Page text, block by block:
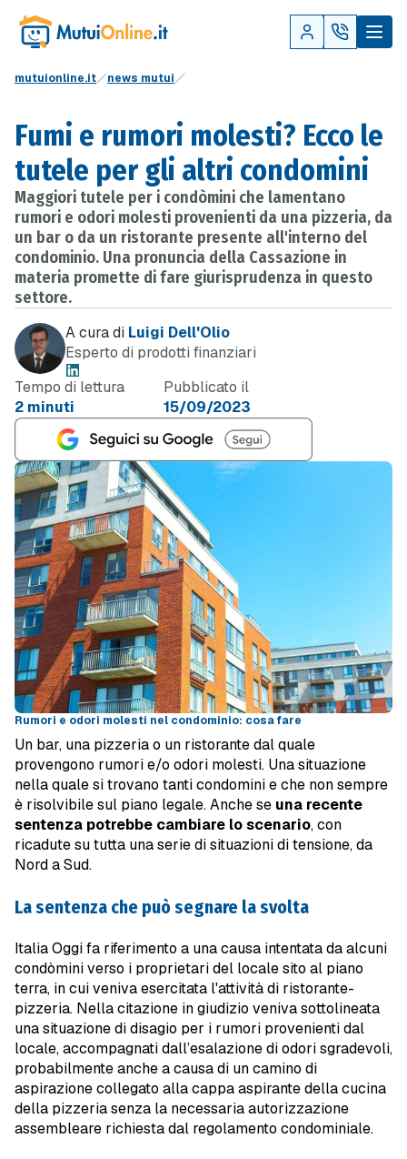
mutuionline.it news mutui
Fumi e rumori molesti? Ecco le
tutele per gli altri condomini
Maggiori tutele per i condòmini che lamentano
rumori e odori molesti provenienti da una pizzeria, da
un bar o da un ristorante presente all'interno del
condominio. Una pronuncia della Cassazione in
materia promette di fare giurisprudenza in questo
settore.
A cura di Luigi Dell'Olio
Esperto di prodotti finanziari
Tempo di lettura
2 minuti
Pubblicato il
15/09/2023
Rumori e odori molesti nel condominio: cosa fare
Un bar, una pizzeria o un ristorante dal quale
provengono rumori e/o odori molesti. Una situazione
nella quale si trovano tanti condomini e che non sempre
è risolvibile sul piano legale. Anche se una recente
sentenza potrebbe cambiare lo scenario, con
ricadute su tutta una serie di situazioni di tensione, da
Nord a Sud.
La sentenza che può segnare la svolta
Italia Oggi fa riferimento a una causa intentata da alcuni
condòmini verso i proprietari del locale sito al piano
terra, in cui veniva esercitata l'attività di ristorante-
pizzeria. Nella citazione in giudizio veniva sottolineata
una situazione di disagio per i rumori provenienti dal
locale, accompagnati dall’esalazione di odori sgradevoli,
probabilmente anche a causa di un camino di
aspirazione collegato alla cappa aspirante della cucina
della pizzeria senza la necessaria autorizzazione
assembleare richiesta dal regolamento condominiale.